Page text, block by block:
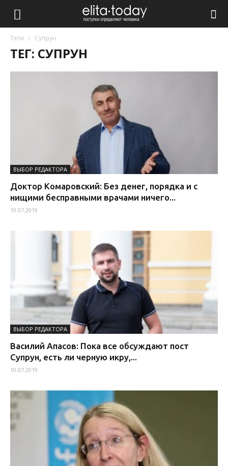
Теги Супрун
ТЕГ: СУПРУН
ВЫБОР РЕДАКТОРА
Доктор Комаровский: Без денег, порядка и с
нищими бесправными врачами ничего...
19.07.2019
ВЫБОР РЕДАКТОРА
Василий Апасов: Пока все обсуждают пост
Супрун, есть ли черную икру,...
10.07.2019